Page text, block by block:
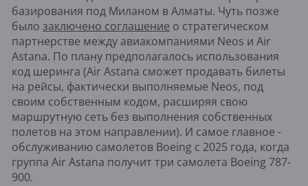
базирования под Миланом в Алматы. Чуть позже
было заключено соглашение о стратегическом
партнерстве между авиакомпаниями Neos и Air
Astana. По плану предполагалось использования
код шеринга (Air Astana сможет продавать билеты
на рейсы, фактически выполняемые Neos, под
своим собственным кодом, расширяя свою
маршрутную сеть без выполнения собственных
полетов на этом направлении). И самое главное -
обслуживанию самолетов Boeing с 2025 года, когда
группа Air Astana получит три самолета Boeing 787-
900.